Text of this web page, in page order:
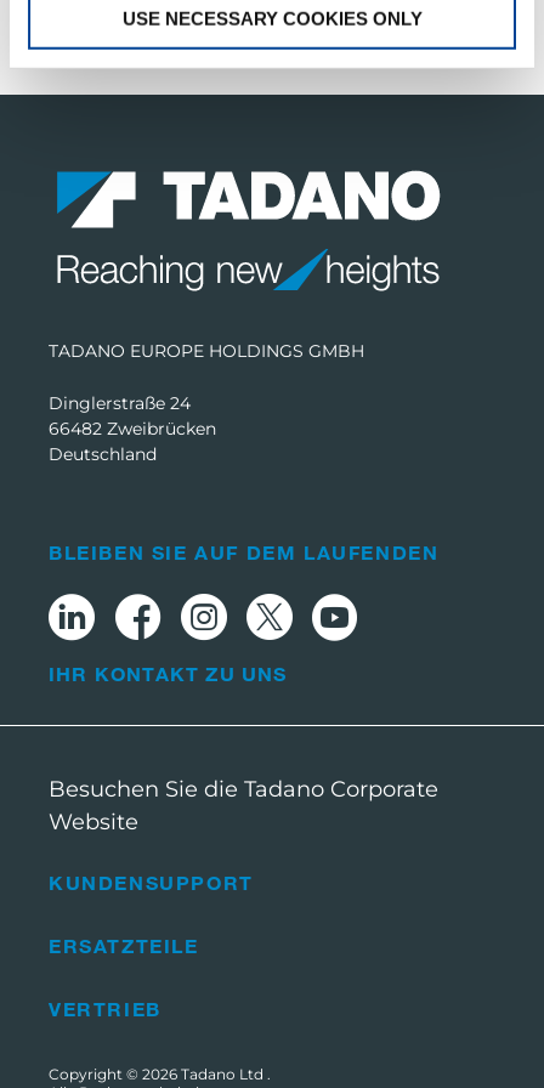
USE NECESSARY COOKIES ONLY
KUNDEN­­SUPPORT
TADANO EUROPE HOLDINGS GMBH
Dinglerstraße 24
66482 Zweibrücken
Deutschland
KUNDENSUPPORT
ERSATZTEILE
VERTRIEB
BLEIBEN SIE AUF DEM LAUFENDEN
IHR KONTAKT ZU UNS
Besuchen Sie die Tadano Corporate
Website
Copyright © 2026 Tadano Ltd .